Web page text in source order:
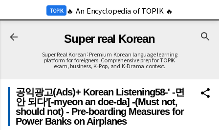
TOPIK 🔥 An Encyclopedia of TOPIK 🔥
기본 콘텐츠로 건너뛰기
Super real Korean
Super Real Korean: Premium Korean language learning
platform for foreigners. Comprehensive prep for TOPIK
exam, business, K-Pop, and K-Drama context.
공익광고(Ads)+ Korean Listening58-' -면
안 되다'[-myeon an doe-da] -(Must not,
should not) - Pre-boarding Measures for
Power Banks on Airplanes